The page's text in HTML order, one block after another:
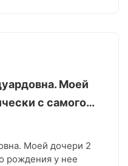
Моей
с самого…
Моей дочери 2
рождения у нее